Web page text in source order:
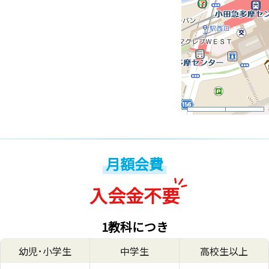
月額会費
入会金不要
1教科につき
幼児･小学生
中学生
高校生以上